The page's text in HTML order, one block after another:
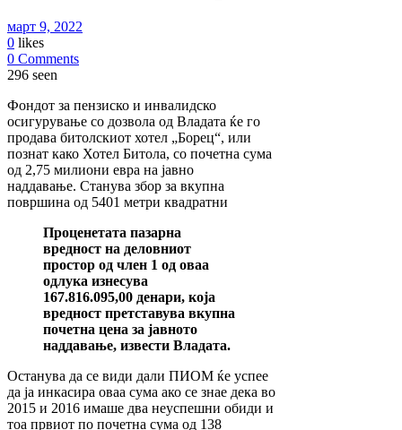
март 9, 2022
0 likes
0 Comments
296 seen
Фондот за пензиско и инвалидско
осигурување со дозвола од Владата ќе го
продава битолскиот хотел „Борец“, или
познат како Хотел Битола, со почетна сума
од 2,75 милиони евра на јавно
наддавање. Станува збор за вкупна
површина од 5401 метри квадратни
Проценетата пазарна
вредност на деловниот
простор од член 1 од оваа
одлука изнесува
167.816.095,00 денари, која
вредност претставува вкупна
почетна цена за јавното
наддавање, извести Владата.
Останува да се види дали ПИОМ ќе успее
да ја инкасира оваа сума ако се знае дека во
2015 и 2016 имаше два неуспешни обиди и
тоа првиот по почетна сума од 138